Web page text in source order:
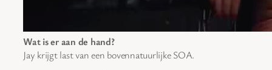
Wat is er aan de hand?
Jay krijgt last van een bovennatuurlijke SOA.